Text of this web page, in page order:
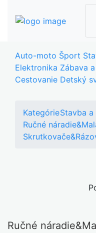
Auto-moto Šport
Elektronika Zábava
Cestovanie Detský
KategórieStavba a
Ručné
Ručné